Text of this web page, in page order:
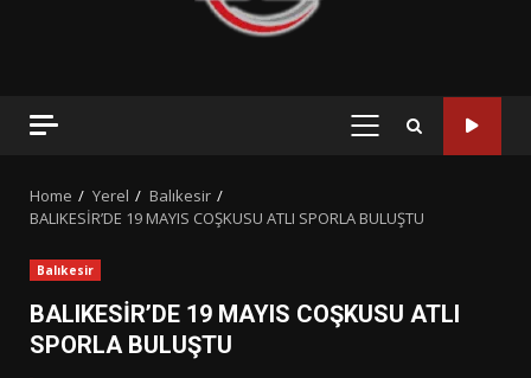
PRIMARY
Home Yerel
Balıkesir
BALIKESİR’DE 19 MAYIS COŞKUSU ATLI SPORLA BULUŞTU
Balıkesir
BALIKESİR’DE 19 MAYIS COŞKUSU ATLI
SPORLA BULUŞTU